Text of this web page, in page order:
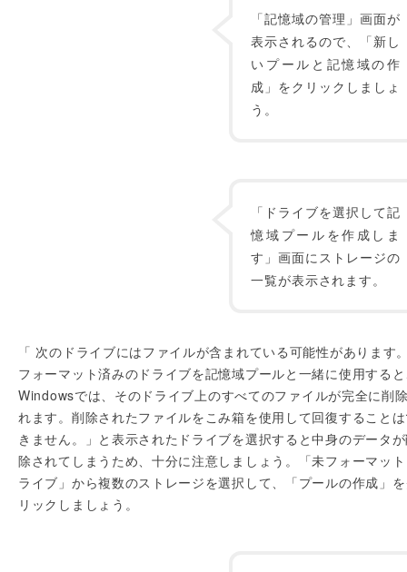
「記憶域の管理」画面が
表示されるので、「新し
いプールと記憶域の作
成」をクリックしましょ
う。
「ドライブを選択して記
憶域プールを作成しま
す」画面にストレージの
一覧が表示されます。
「 次のドライブにはファイルが含まれている可能性があります
フォーマット済みのドライブを記憶域プールと一緒に使用する
Windowsでは、そのドライブ上のすべてのファイルが完全に削
れます。削除されたファイルをこみ箱を使用して回復すること
きません。」と表示されたドライブを選択すると中身のデータ
除されてしまうため、十分に注意しましょう。「未フォーマッ
ライブ」から複数のストレージを選択して、「プールの作成」
リックしましょう。